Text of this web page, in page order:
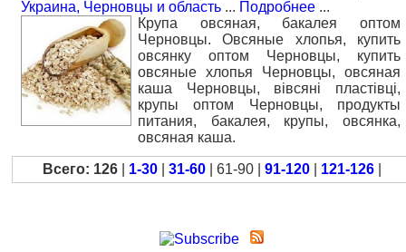
Украина, Черновцы и область ... Подробнее ...
Крупа овсяная, бакалея оптом
Черновцы. Овсяные хлопья, купить
овсянку оптом Черновцы, купить
овсяные хлопья Черновцы, овсяная
каша Черновцы, вівсяні пластівці,
крупы оптом Черновцы, продукты
питания, бакалея, крупы, овсянка,
овсяная каша.
Всего: 126| 1-30| 31-60| 61-90 | 91-120| 121-126|